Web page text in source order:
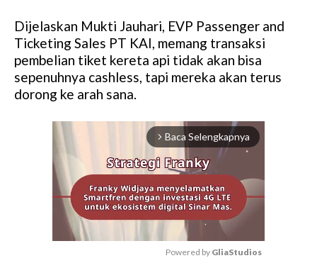
Dijelaskan Mukti Jauhari, EVP Passenger and
Ticketing Sales PT KAI, memang transaksi
pembelian tiket kereta api tidak akan bisa
sepenuhnya cashless, tapi mereka akan terus
dorong ke arah sana.
arrow_forward_ios Baca Selengkapnya
Powered by GliaStudios